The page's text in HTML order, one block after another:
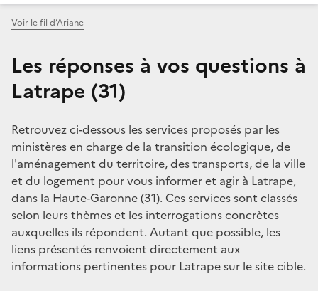
Voir le fil d’Ariane
Les réponses à vos questions à
Latrape (31)
Retrouvez ci-dessous les services proposés par les
ministères en charge de la transition écologique, de
l'aménagement du territoire, des transports, de la ville
et du logement pour vous informer et agir à Latrape,
dans la Haute-Garonne (31). Ces services sont classés
selon leurs thèmes et les interrogations concrètes
auxquelles ils répondent. Autant que possible, les
liens présentés renvoient directement aux
informations pertinentes pour Latrape sur le site cible.